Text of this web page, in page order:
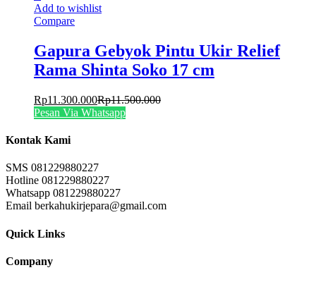
Add to wishlist
Compare
Gapura Gebyok Pintu Ukir Relief
Rama Shinta Soko 17 cm
Rp11.300.000Rp11.500.000
Pesan Via Whatsapp
Kontak Kami
SMS 081229880227
Hotline 081229880227
Whatsapp 081229880227
Email berkahukirjepara@gmail.com
Quick Links
Company